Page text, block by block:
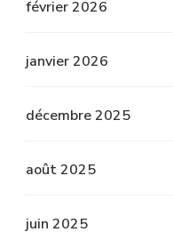
février 2026
janvier 2026
décembre 2025
août 2025
juin 2025